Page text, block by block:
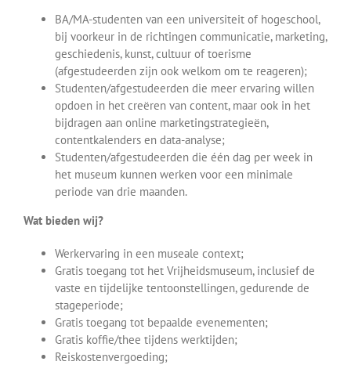
BA/MA-studenten van een universiteit of hogeschool,
bij voorkeur in de richtingen communicatie, marketing,
geschiedenis, kunst, cultuur of toerisme
(afgestudeerden zijn ook welkom om te reageren);
Studenten/afgestudeerden die meer ervaring willen
opdoen in het creëren van content, maar ook in het
bijdragen aan online marketingstrategieën,
contentkalenders en data-analyse;
Studenten/afgestudeerden die één dag per week in
het museum kunnen werken voor een minimale
periode van drie maanden.
Wat bieden wij?
Werkervaring in een museale context;
Gratis toegang tot het Vrijheidsmuseum, inclusief de
vaste en tijdelijke tentoonstellingen, gedurende de
stageperiode;
Gratis toegang tot bepaalde evenementen;
Gratis koffie/thee tijdens werktijden;
Reiskostenvergoeding;